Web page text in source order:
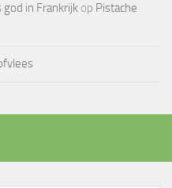
in Frankrijk op Pistache